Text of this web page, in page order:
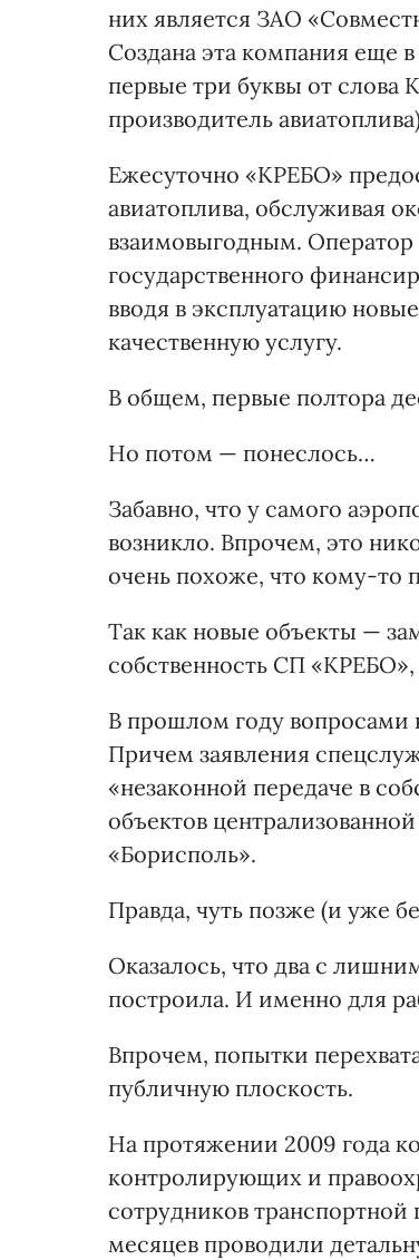
них является ЗАО
Создана эта компания еще
первые три буквы от слова
производитель
Ежесуточно «КРЕБО»
авиатоплива, обслуживая
взаимовыгодным. Оператор
государственного
вводя в эксплуатацию
качественную услугу.
В общем, первые полтора
Но потом — понеслось…
Забавно, что у самого
возникло. Впрочем, это
очень похоже, что кому-то
Так как новые объекты —
собственность СП
В прошлом году вопросами
Причем заявления
«незаконной передаче в
объектов
«Борисполь».
Правда, чуть позже (и уже
Оказалось, что два с
построила. И именно для
Впрочем, попытки
публичную плоскость.
На протяжении 2009 года
контролирующих и
сотрудников транспортной
месяцев проводили